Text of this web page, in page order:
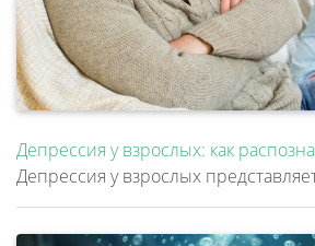
Депрессия у взрослых: как